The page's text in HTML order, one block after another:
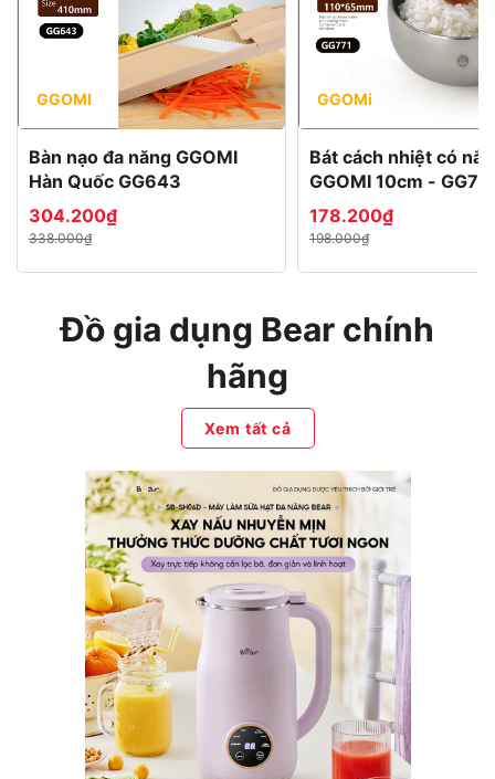
GGOMI
Bàn nạo đa năng GGOMI
Hàn Quốc GG643
304.200₫
338.000₫
GGOMi
Bát cách nhiệt có nắp
GGOMI 10cm -
178.200₫
198.000₫
Đồ gia dụng Bear chính
hãng
Xem tất cả